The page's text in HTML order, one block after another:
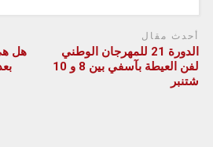
أحدث مقال
الدورة 21 للمهرجان الوطني
لفن العيطة بآسفي بين 8 و 10
شتنبر
هل